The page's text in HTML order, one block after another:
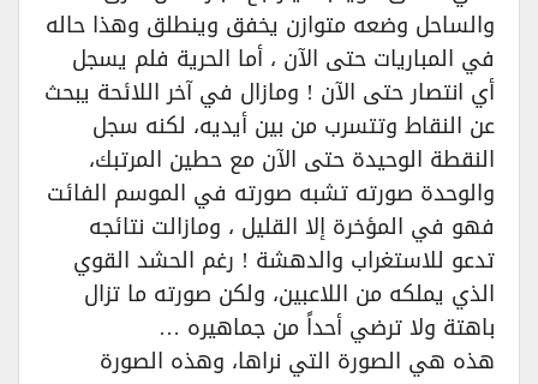
والساحل وضعه متوازن يخفق وينطلق وهذا حاله
في المباريات حتى الآن ، أما الحرية فلم يسجل
أي انتصار حتى الآن ! ومازال في آخر اللائحة يبحث
عن النقاط وتتسرب من بين أيديه، لكنه سجل
النقطة الوحيدة حتى الآن مع حطين المرتبك،
والوحدة صورته تشبه صورته في الموسم الفائت
فهو في المؤخرة إلا القليل ، ومازالت نتائجه
تدعو للاستغراب والدهشة ! رغم الحشد القوي
الذي يملكه من اللاعبين، ولكن صورته ما تزال
باهتة ولا ترضي أحداً من جماهيره …
هذه هي الصورة التي نراها، وهذه الصورة